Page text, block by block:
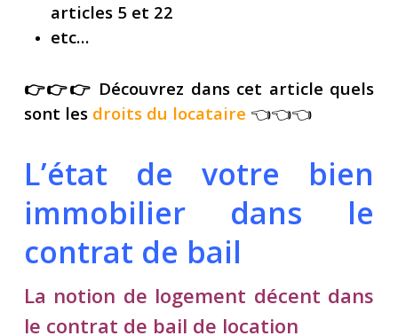
articles 5 et 22
etc…
👉👉👉 Découvrez dans cet article quels
sont les droits du locataire 👈👈👈
L’état de votre bien
immobilier dans le
contrat de bail
La notion de logement décent dans
le contrat de bail de location